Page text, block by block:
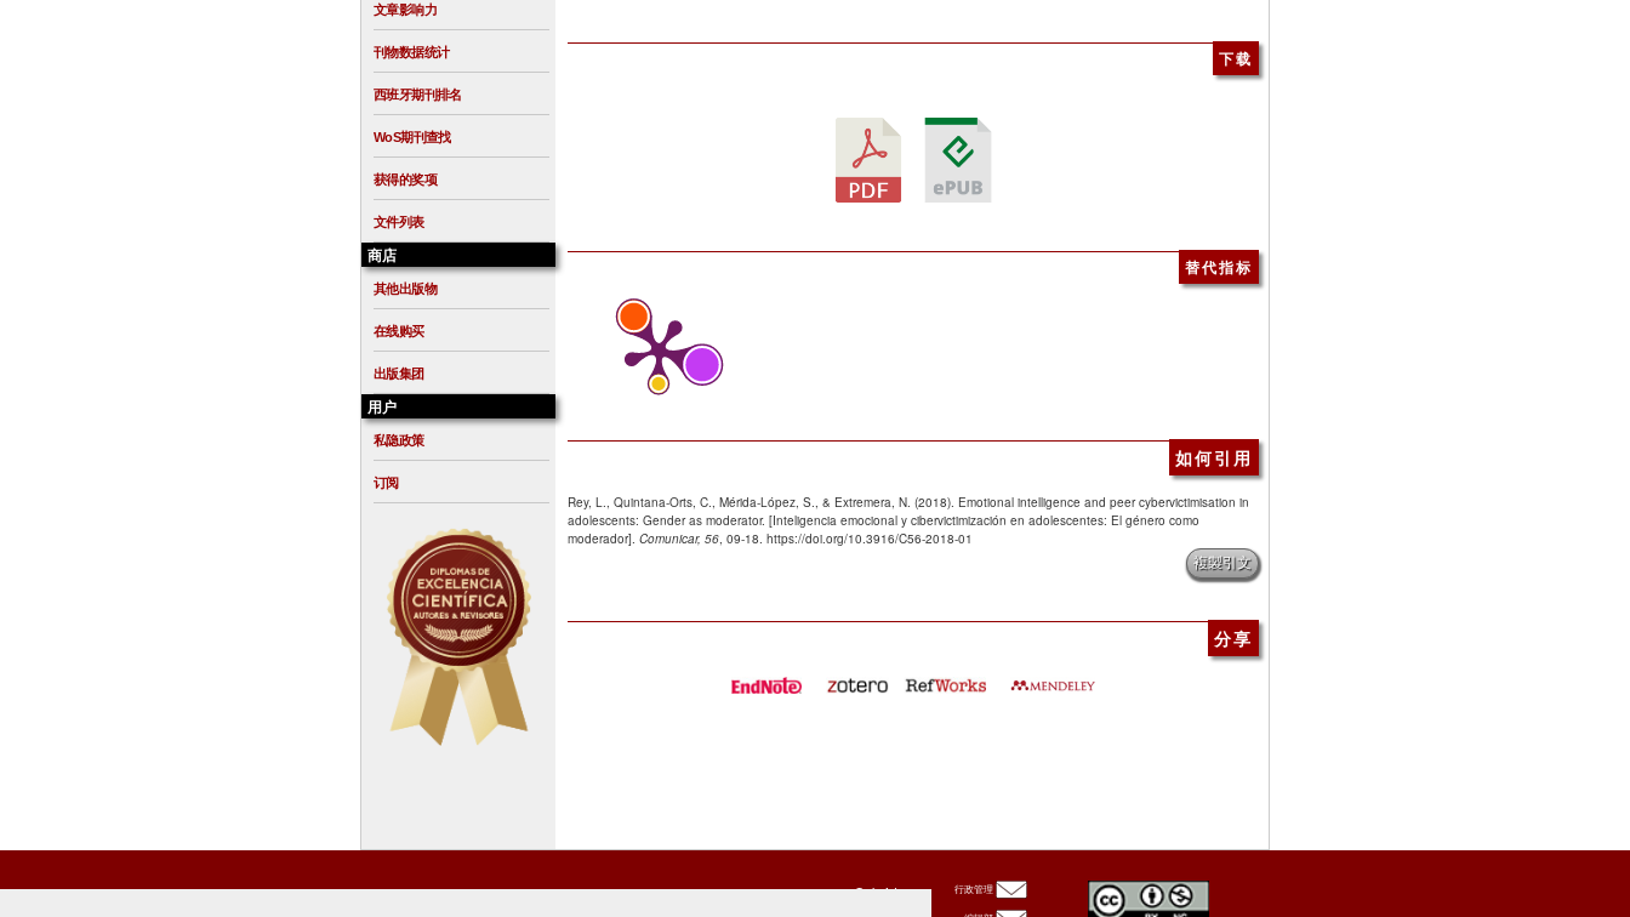
文章影响力
刊物数据统计
西班牙期刊排名
WoS期刊查找
获得的奖项
文件列表
商店
其他出版物
在线购买
出版集团
用户
私隐政策
订阅
下载
替代指标
如何引用
Rey, L., Quintana-Orts, C., Mérida-López, S., & Extremera, N. (2018). Emotional intelligence and peer cybervictimisation in
adolescents: Gender as moderator. [Inteligencia emocional y cibervictimización en adolescentes: El género como
moderador]. Comunicar, 56, 09-18. https://doi.org/10.3916/C56-2018-01
複製引文
分享
Oxbridge 行政管理